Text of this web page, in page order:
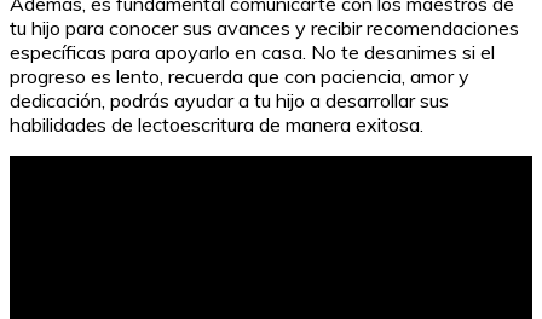
tu hijo para conocer sus avances y recibir recomendaciones
específicas para apoyarlo en casa. No te desanimes si el
progreso es lento, recuerda que con paciencia, amor y
dedicación, podrás ayudar a tu hijo a desarrollar sus
habilidades de lectoescritura de manera exitosa.